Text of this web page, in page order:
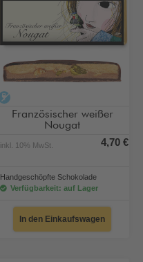
Französischer weißer
Nougat
inkl. 10% MwSt. 4,70 €
Handgeschöpfte Schokolade
Verfügbarkeit: auf Lager
In den Einkaufswagen